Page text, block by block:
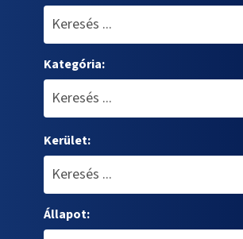
Kategória:
Kerület:
Állapot: